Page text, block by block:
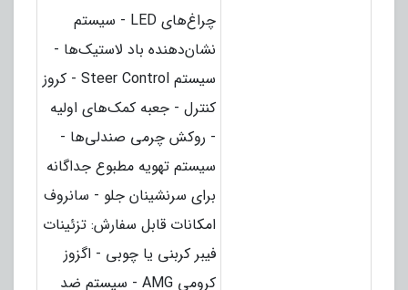
چراغ‌های LED - سیستم
نشان‌دهنده باد لاستیک‌ها -
سیستم Steer Control - کروز
کنترل - جعبه کمک‌های اولیه
- روکش چرمی صندلی‌ها -
سیستم تهویه مطبوع جداگانه
برای سرنشینان جلو - سانروف
امکانات قابل سفارش: تزئینات
فیبر کربنی یا چوبی - اگزوز
کرومی AMG - سیستم ضد